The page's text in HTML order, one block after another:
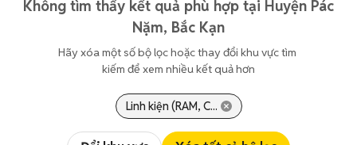
Không tìm thấy kết quả phù hợp tại Huyện Pác
Nặm, Bắc Kạn
Hãy xóa một số bộ lọc hoặc thay đổi khu vực tìm
kiếm để xem nhiều kết quả hơn
Linh kiện (RAM, C...